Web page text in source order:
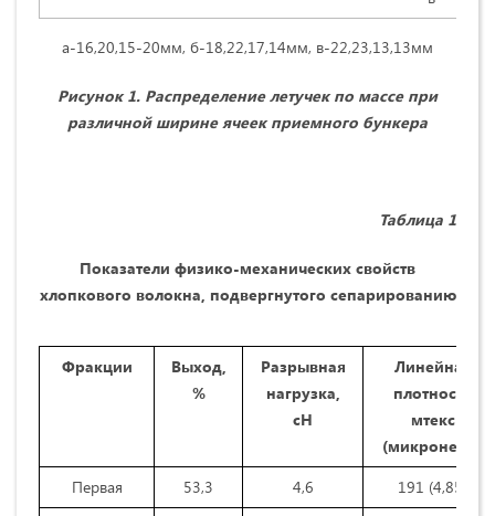
а-16,20,15-20мм, б-18,22,17,14мм, в-22,23,13,13мм
Рисунок1. Распределение летучек по массе при
различной ширине ячеек приемного бункера
Таблица 1
Показатели физико-механических свойств
хлопкового волокна, подвергнутого сепарированию
Фракции
Выход,
%
Разрывная
нагрузка,
сН
Линейная
плотность
мтекс
(микронейр)
Первая
53,3 4,6
191 (4,85)